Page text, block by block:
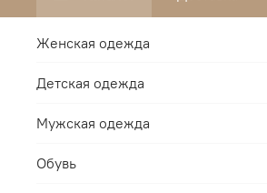
Женская одежда
Детская одежда
Мужская одежда
Обувь